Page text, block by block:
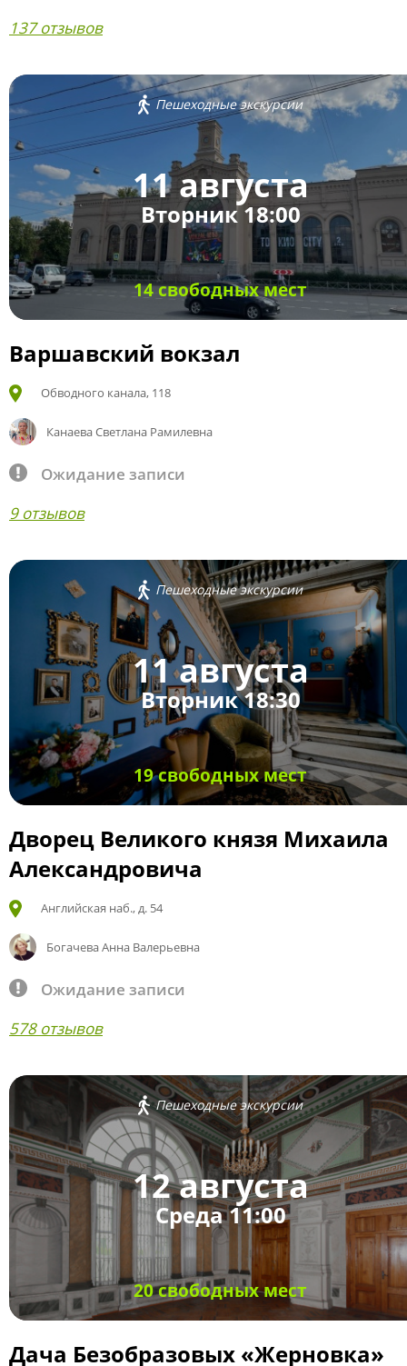
137 отзывов
Пешеходные экскурсии
11 августа
Вторник 18:00
14 свободных мест
Варшавский вокзал
Обводного канала, 118
Канаева Светлана Рамилевна
Ожидание записи
9 отзывов
Пешеходные экскурсии
11 августа
Вторник 18:30
19 свободных мест
Дворец Великого князя Михаила
Александровича
Английская наб., д. 54
Богачева Анна Валерьевна
Ожидание записи
578 отзывов
Пешеходные экскурсии
12 августа
Среда 11:00
20 свободных мест
Дача Безобразовых «Жерновка»